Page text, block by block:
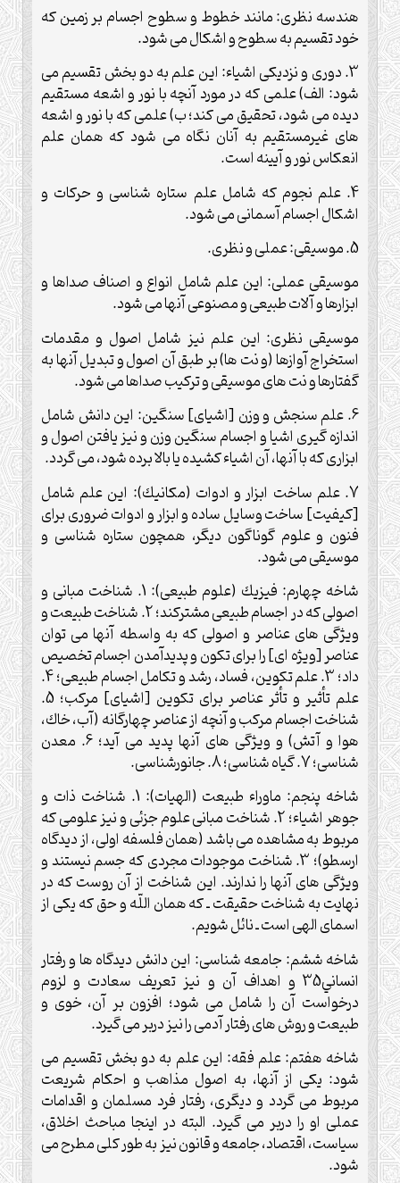
هندسه نظرى: مانند خطوط و سطوح اجسام بر زمين كه
خود تقسيم به سطوح و اشكال مى شود.
3. دورى و نزديكى اشياء: اين علم به دو بخش تقسيم مى
شود: الف) علمى كه در مورد آنچه با نور و اشعه مستقيم
ديده مى شود، تحقيق مى كند؛ ب) علمى كه با نور و اشعه
هاى غيرمستقيم به آنان نگاه مى شود كه همان علم
انعكاس نور و آيينه است.
4. علم نجوم كه شامل علم ستاره شناسى و حركات و
اشكال اجسام آسمانى مى شود.
5. موسيقى: عملى و نظرى.
موسيقى عملى: اين علم شامل انواع و اصناف صداها و
ابزارها و آلات طبيعى و مصنوعى آنها مى شود.
موسيقى نظرى: اين علم نيز شامل اصول و مقدمات
استخراج آوازها (و نت ها) بر طبق آن اصول و تبديل آنها به
گفتارها و نت هاى موسيقى و تركيب صداها مى شود.
6. علم سنجش و وزن [اشياى] سنگين: اين دانش شامل
اندازه گيرى اشيا و اجسام سنگين وزن و نيز يافتن اصول و
ابزارى كه با آنها، آن اشياء كشيده يا بالا برده شود، مى گردد.
7. علم ساخت ابزار و ادوات (مكانيك): اين علم شامل
[كيفيت] ساخت وسايل ساده و ابزار و ادوات ضرورى براى
فنون و علوم گوناگون ديگر، همچون ستاره شناسى و
موسيقى مى شود.
شاخه چهارم: فيزيك (علوم طبيعى): 1. شناخت مبانى و
اصولى كه در اجسام طبيعى مشتركند؛ 2. شناخت طبيعت و
ويژگى هاى عناصر و اصولى كه به واسطه آنها مى توان
عناصر [ويژه اى] را براى تكون و پديدآمدن اجسام تخصيص
داد؛ 3. علم تكوين، فساد، رشد و تكامل اجسام طبيعى؛ 4.
علم تأثير و تأثر عناصر براى تكوين [اشياى] مركب؛ 5.
شناخت اجسام مركب و آنچه از عناصر چهارگانه (آب، خاك،
هوا و آتش) و ويژگى هاى آنها پديد مى آيد؛ 6. معدن
شناسى؛ 7. گياه شناسى؛ 8. جانورشناسى.
شاخه پنجم: ماوراء طبيعت (الهيات): 1. شناخت ذات و
جوهر اشياء؛ 2. شناخت مبانى علوم جزئى و نيز علومى كه
مربوط به مشاهده مى باشد (همان فلسفه اولى، از ديدگاه
ارسطو)؛ 3. شناخت موجودات مجردى كه جسم نيستند و
ويژگى هاى آنها را ندارند. اين شناخت از آن روست كه در
نهايت به شناخت حقيقت ـ كه همان اللّه و حق كه يكى از
اسماى الهى است ـ نائل شويم.
شاخه ششم: جامعه شناسى: اين دانش ديدگاه ها و رفتار
انساني35 و اهداف آن و نيز تعريف سعادت و لزوم
درخواست آن را شامل مى شود؛ افزون بر آن، خوى و
طبيعت و روش هاى رفتار آدمى را نيز دربر مى گيرد.
شاخه هفتم: علم فقه: اين علم به دو بخش تقسيم مى
شود: يكى از آنها، به اصول مذاهب و احكام شريعت
مربوط مى گردد و ديگرى، رفتار فرد مسلمان و اقدامات
عملى او را دربر مى گيرد. البته در اينجا مباحث اخلاق،
سياست، اقتصاد، جامعه و قانون نيز به طور كلى مطرح مى
شود.